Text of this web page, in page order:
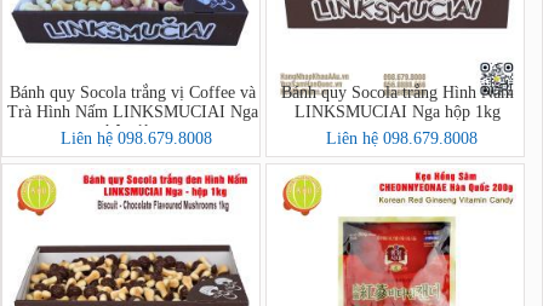
Bánh quy Socola trắng vị Coffee và
Trà Hình Nấm LINKSMUCIAI Nga
hộp 1kg
Liên hệ 098.679.8008
Bánh quy Socola trắng Hình Nấm
LINKSMUCIAI Nga hộp 1kg
Liên hệ 098.679.8008